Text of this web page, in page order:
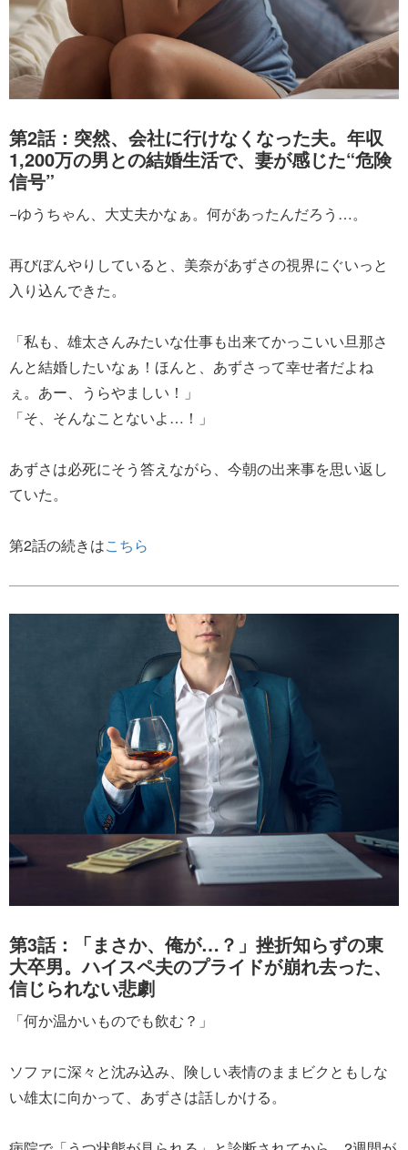
第2話：突然、会社に行けなくなった夫。年収
1,200万の男との結婚生活で、妻が感じた“危険
信号”
−ゆうちゃん、大丈夫かなぁ。何があったんだろう…。
再びぼんやりしていると、美奈があずさの視界にぐいっと
入り込んできた。
「私も、雄太さんみたいな仕事も出来てかっこいい旦那さ
んと結婚したいなぁ！ほんと、あずさって幸せ者だよね
ぇ。あー、うらやましい！」
「そ、そんなことないよ…！」
あずさは必死にそう答えながら、今朝の出来事を思い返し
ていた。
第2話の続きはこちら
第3話：「まさか、俺が…？」挫折知らずの東
大卒男。ハイスペ夫のプライドが崩れ去った、
信じられない悲劇
「何か温かいものでも飲む？」
ソファに深々と沈み込み、険しい表情のままビクともしな
い雄太に向かって、あずさは話しかける。